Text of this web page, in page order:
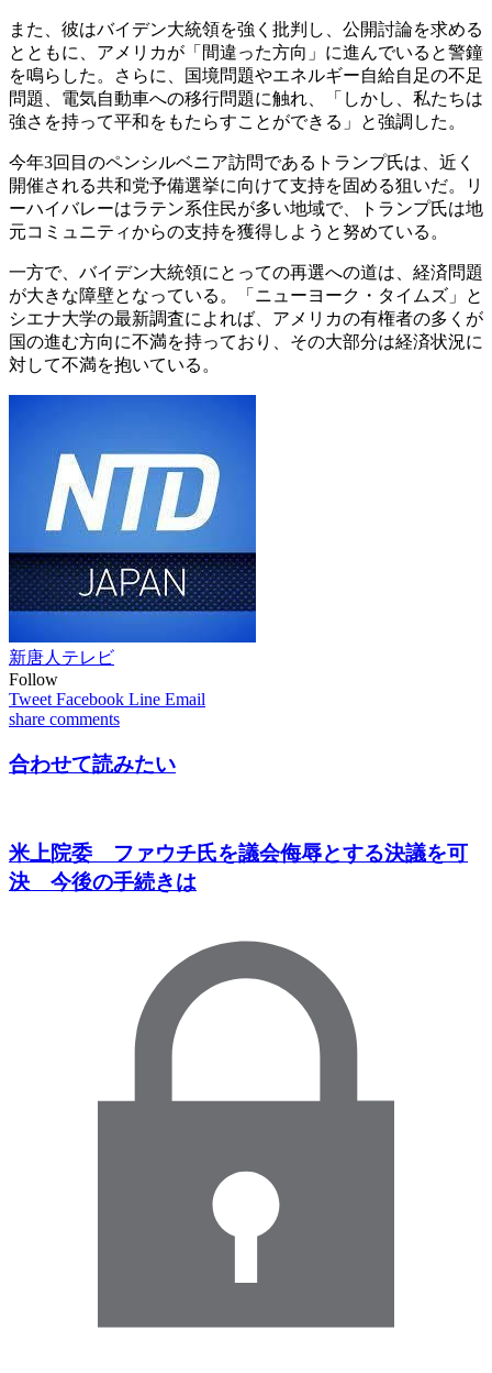
また、彼はバイデン大統領を強く批判し、公開討論を求める
とともに、アメリカが「間違った方向」に進んでいると警鐘
を鳴らした。さらに、国境問題やエネルギー自給自足の不足
問題、電気自動車への移行問題に触れ、「しかし、私たちは
強さを持って平和をもたらすことができる」と強調した。
今年3回目のペンシルベニア訪問であるトランプ氏は、近く
開催される共和党予備選挙に向けて支持を固める狙いだ。リ
ーハイバレーはラテン系住民が多い地域で、トランプ氏は地
元コミュニティからの支持を獲得しようと努めている。
一方で、バイデン大統領にとっての再選への道は、経済問題
が大きな障壁となっている。「ニューヨーク・タイムズ」と
シエナ大学の最新調査によれば、アメリカの有権者の多くが
国の進む方向に不満を持っており、その大部分は経済状況に
対して不満を抱いている。
新唐人テレビ
Follow
Tweet Facebook Line Email
share comments
合わせて読みたい
米上院委 ファウチ氏を議会侮辱とする決議を可
決 今後の手続きは